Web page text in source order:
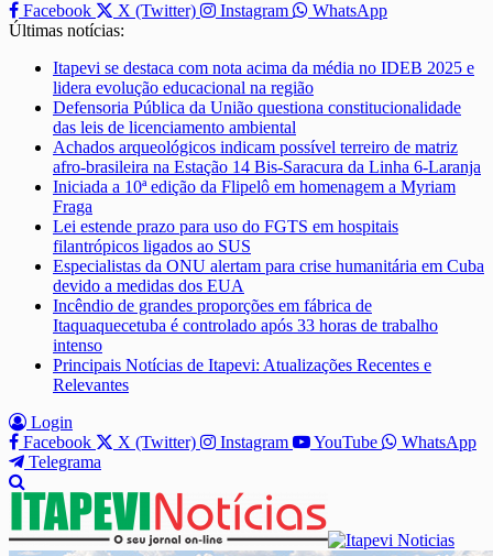
Facebook X (Twitter) Instagram
WhatsApp
Últimas notícias:
Itapevi se destaca com nota acima da média no IDEB 2025 e
lidera evolução educacional na região
Defensoria Pública da União questiona constitucionalidade
das leis de licenciamento ambiental
Achados arqueológicos indicam possível terreiro de matriz
afro-brasileira na Estação 14 Bis-Saracura da Linha 6-Laranja
Iniciada a 10ª edição da Flipelô em homenagem a Myriam
Fraga
Lei estende prazo para uso do FGTS em hospitais
filantrópicos ligados ao SUS
Especialistas da ONU alertam para crise humanitária em Cuba
devido a medidas dos EUA
Incêndio de grandes proporções em fábrica de
Itaquaquecetuba é controlado após 33 horas de trabalho
intenso
Principais Notícias de Itapevi: Atualizações Recentes e
Relevantes
Login
Facebook
X (Twitter) Instagram YouTube
WhatsApp
Telegrama